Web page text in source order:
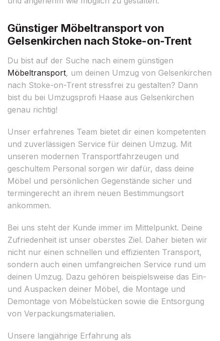
Günstiger Möbeltransport von
Gelsenkirchen nach Stoke-on-Trent
Du bist auf der Suche nach einem günstigen
Möbeltransport, um deinen Umzug von Gelsenkirchen
nach Stoke-on-Trent stressfrei zu gestalten? Dann
bist du bei Umzugsprofi Haase aus Gelsenkirchen
genau richtig!
Unser erfahrenes Team bietet dir einen kompetenten
und zuverlässigen Service für deinen Umzug. Mit
unseren modernen Transportfahrzeugen und
geschultem Personal sorgen wir dafür, dass deine
Möbel und persönlichen Gegenstände sicher und
termingerecht an ihrem neuen Bestimmungsort
ankommen.
Bei uns steht der Kunde immer im Mittelpunkt. Deine
Zufriedenheit ist unser oberstes Ziel. Daher bieten wir
nicht nur einen schnellen und effizienten Transport,
sondern auch einen umfangreichen Service rund um
deinen Umzug. Dazu gehören beispielsweise das Ein-
und Auspacken deiner Möbel, die Montage und
Demontage von Möbelstücken sowie die Entsorgung
von Verpackungsmaterialien.
Unsere langjährige Erfahrung als